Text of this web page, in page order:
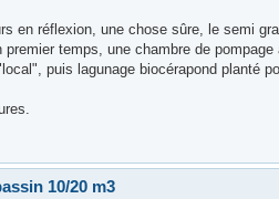
en réflexion, une chose sûre, le semi
premier temps, une chambre de
puis lagunage biocérapond planté
10/20 m3